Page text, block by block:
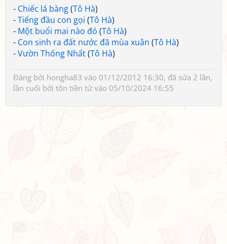
- Chiếc lá bàng(Tô Hà)
-Tiếng đầu con gọi (Tô Hà)
- Một buổi mai nào đó (Tô Hà)
- Con sinh ra đất nước đã mùa xuân (Tô Hà)
-Vườn Thống Nhất(Tô Hà)
Đăng bởi hongha83 vào 01/12/2012 16:30, đã sửa 2 lần,
lần cuối bởi tôn tiền tửvào 05/10/2024 16:55